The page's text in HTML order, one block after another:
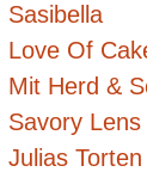
Sasibella
Love Of
Mit Herd &
Savory Lens
Julias